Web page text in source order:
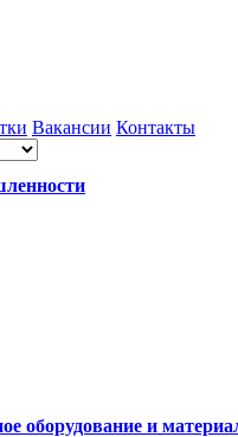
Вакансии Контакты
оборудование и